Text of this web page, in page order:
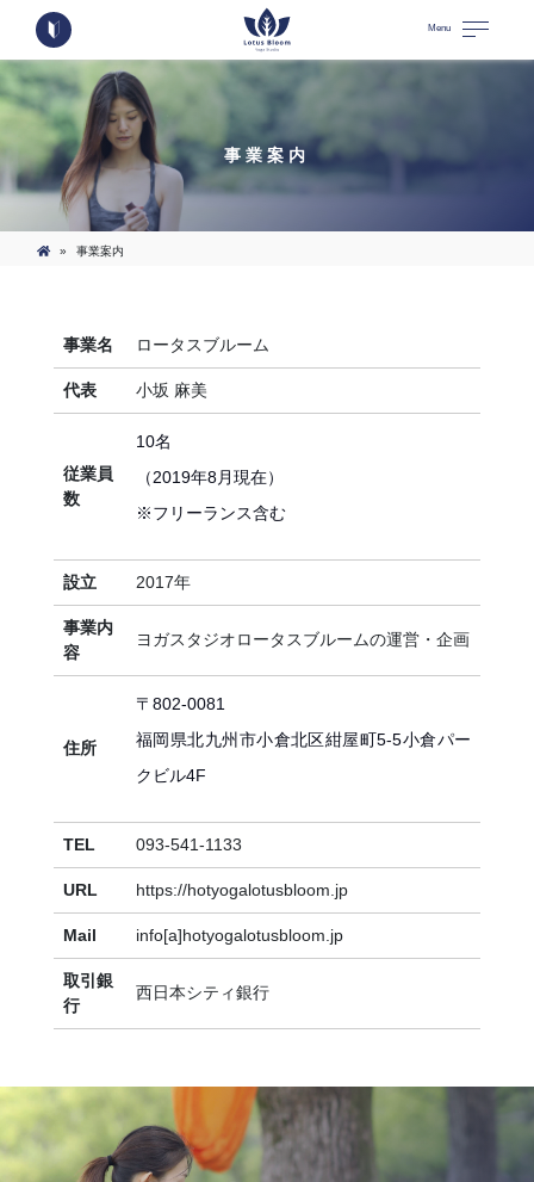
Menu
事業案内
» 事業案内
事業名 ロータスブルーム
代表 小坂 麻美
従業員
数
10名
（2019年8月現在）
※フリーランス含む
設立 2017年
事業内
容
ヨガスタジオロータスブルームの運営・企画
住所
〒802-0081
福岡県北九州市小倉北区紺屋町5-5小倉パー
クビル4F
TEL 093-541-1133
URL https://hotyogalotusbloom.jp
Mail info[a]hotyogalotusbloom.jp
取引銀
行
西日本シティ銀行